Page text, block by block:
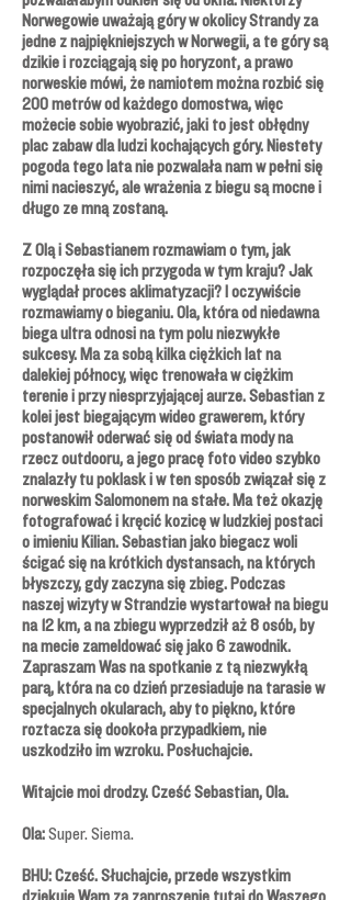
Norwegowie uważają góry w okolicy Strandy za
jedne z najpiękniejszych w Norwegii, a te góry są
dzikie i rozciągają się po horyzont, a prawo
norweskie mówi, że namiotem można rozbić się
200 metrów od każdego domostwa, więc
możecie sobie wyobrazić, jaki to jest obłędny
plac zabaw dla ludzi kochających góry. Niestety
pogoda tego lata nie pozwalała nam w pełni się
nimi nacieszyć, ale wrażenia z biegu są mocne i
długo ze mną zostaną.
Z Olą i Sebastianem rozmawiam o tym, jak
rozpoczęła się ich przygoda w tym kraju? Jak
wyglądał proces aklimatyzacji? I oczywiście
rozmawiamy o bieganiu. Ola, która od niedawna
biega ultra odnosi na tym polu niezwykłe
sukcesy. Ma za sobą kilka ciężkich lat na
dalekiej północy, więc trenowała w ciężkim
terenie i przy niesprzyjającej aurze. Sebastian z
kolei jest biegającym wideo grawerem, który
postanowił oderwać się od świata mody na
rzecz outdooru, a jego pracę foto video szybko
znalazły tu poklask i w ten sposób związał się z
norweskim Salomonem na stałe. Ma też okazję
fotografować i kręcić kozicę w ludzkiej postaci
o imieniu Kilian. Sebastian jako biegacz woli
ścigać się na krótkich dystansach, na których
błyszczy, gdy zaczyna się zbieg. Podczas
naszej wizyty w Strandzie wystartował na biegu
na 12 km, a na zbiegu wyprzedził aż 8 osób, by
na mecie zameldować się jako 6 zawodnik.
Zapraszam Was na spotkanie z tą niezwykłą
parą, która na co dzień przesiaduje na tarasie w
specjalnych okularach, aby to piękno, które
roztacza się dookoła przypadkiem, nie
uszkodziło im wzroku. Posłuchajcie.
Witajcie moi drodzy. Cześć Sebastian, Ola.
Ola:Super. Siema.
BHU: Cześć. Słuchajcie, przede wszystkim